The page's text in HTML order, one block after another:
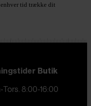
tid trække dit
Butik
Tors. 8:00-16:00